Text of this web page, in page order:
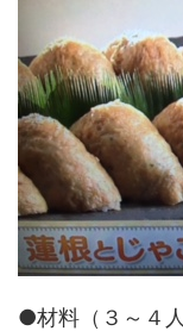
●材料（３～４人